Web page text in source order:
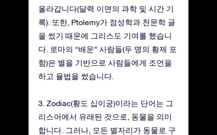
올라갑니다(달력 이면의 과학 및 시간 기
록). 또한, Ptolemy가 점성학과 천문학 글
을 썼기 때문에 그리스도 기여를 했습니
다. 로마의 “배운” 사람들(두 명의 황제 포
함)은 별을 기반으로 사람들에게 조언을
하고 율법을 썼습니다.
3. Zodiac(황도 십이궁)이라는 단어는 그
리스어에서 유래된 것으로, 동물을 의미
합니다. 그러나, 모든 별자리가 동물로 구